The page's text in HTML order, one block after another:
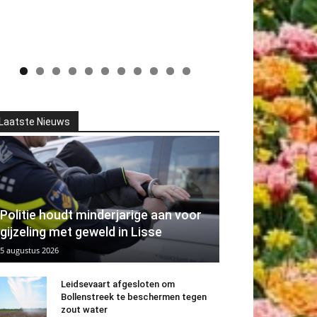
Laatste Nieuws
Politie houdt minderjarige aan voor
gijzeling met geweld in Lisse
5 augustus 2026
Leidsevaart afgesloten om
Bollenstreek te beschermen tegen
zout water